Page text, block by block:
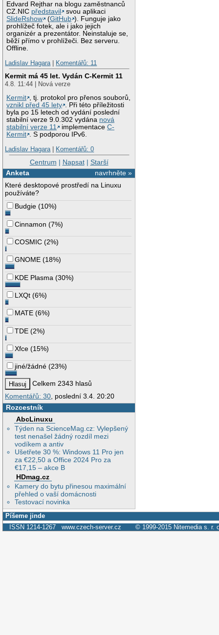
Edvard Rejthar na blogu zaměstnanců
CZ.NIC představil
svou aplikaci
SlideRshow
(GitHub ). Funguje jako
prohlížeč fotek, ale i jako jejich
organizér a prezentátor. Neinstaluje se,
běží přímo v prohlížeči. Bez serveru.
Offline.
Ladislav Hagara| Komentářů: 11
Kermit má 45 let. Vydán C-Kermit 11
4.8. 11:44 | Nová verze
Kermit , tj. protokol pro přenos souborů,
vznikl před 45 lety . Při této příležitosti
byla po 15 letech od vydání poslední
stabilní verze 9.0.302 vydána nová
stabilní verze 11
implementaceC-
Kermit . S podporou IPv6.
Ladislav Hagara| Komentářů: 0
Centrum | Napsat| Starší
navrhněte »
Anketa
Které desktopové prostředí na Linuxu
používáte?
Budgie (10%)
Cinnamon (7%)
COSMIC (2%)
GNOME (18%)
KDE Plasma (30%)
LXQt (6%)
MATE (6%)
TDE (2%)
Xfce (15%)
jiné/žádné (23%)
Celkem 2343 hlasů
Komentářů: 30 , poslední 3.4. 20:20
Rozcestník
AbcLinuxu
Týden na ScienceMag.cz: Vylepšený
test nenašel žádný rozdíl mezi
vodíkem a antiv
Ušetřete 30 %: Windows 11 Pro jen
za €22,50 a Office 2024 Pro za
€17,15 – akce B
HDmag.cz
Kamery do bytu přinesou maximální
přehled o vaší domácnosti
Testovací novinka
Píšeme jinde
ISSN 1214-1267 www.czech-server.cz © 1999-2015 Nitemedia s. r.